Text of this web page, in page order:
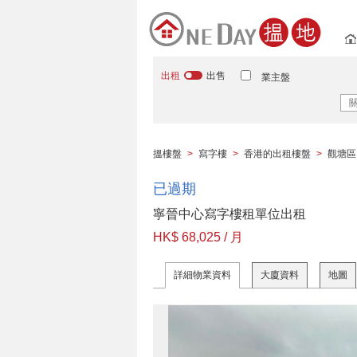
出租 出售 業主盤
搵樓盤 > 寫字樓 > 香港的出租樓盤 > 觀塘區
已過期
寧晉中心寫字樓租單位出租
HK$ 68,025 / 月
詳細物業資料 大廈資料 地圖